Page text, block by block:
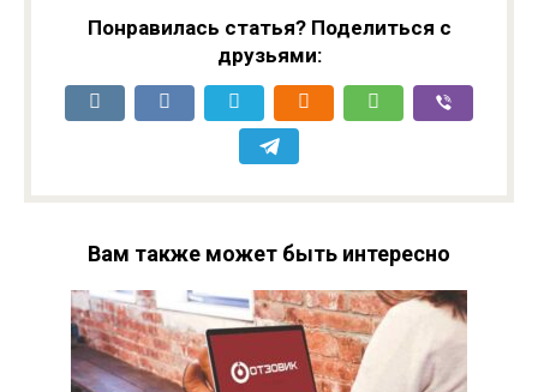
Понравилась статья? Поделиться с
друзьями:
Вам также может быть интересно